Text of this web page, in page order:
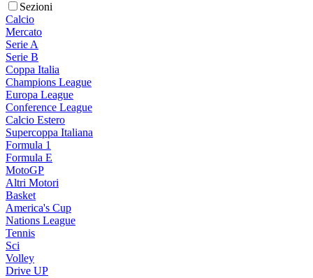
Sezioni
Calcio
Mercato
Serie A
Serie B
Coppa Italia
Champions League
Europa League
Conference League
Calcio Estero
Supercoppa Italiana
Formula 1
Formula E
MotoGP
Altri Motori
Basket
America's Cup
Nations League
Tennis
Sci
Volley
Drive UP